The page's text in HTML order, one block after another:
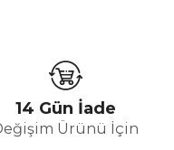
14 Gün İade
Ürünü İçin